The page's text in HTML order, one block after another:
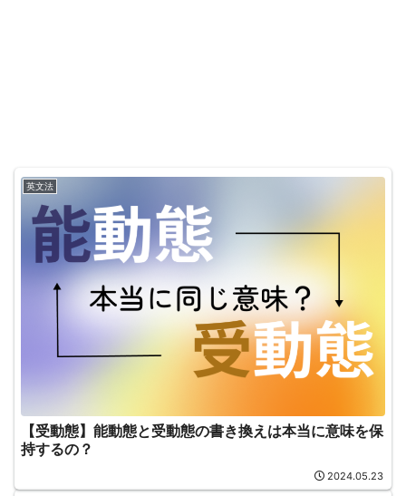
英文法
【受動態】能動態と受動態の書き換えは本当に意味を保
持するの？
2024.05.23